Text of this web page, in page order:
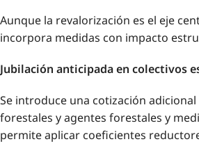
Aunque la revalorización es el eje
incorpora medidas con impacto
Jubilación anticipada en colectivos
Se introduce una cotización
forestales y agentes forestales y
permite aplicar coeficientes